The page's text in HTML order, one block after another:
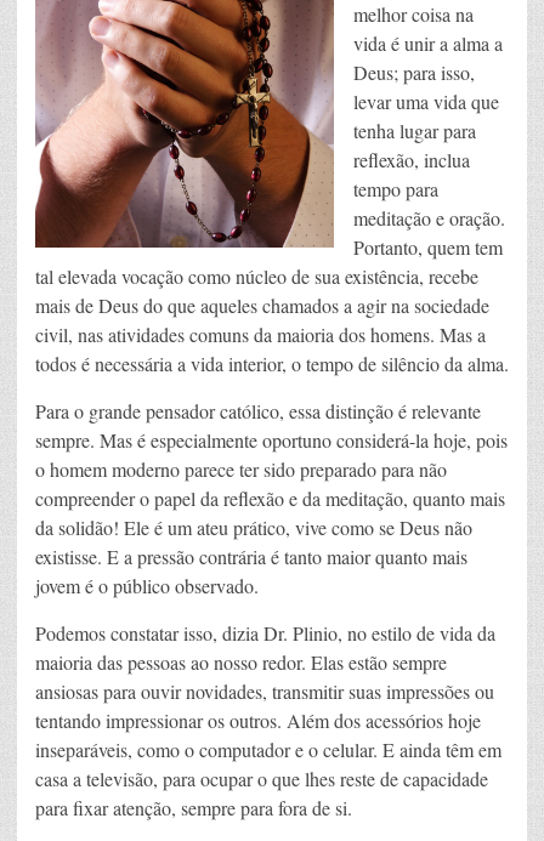
melhor coisa na
vida é unir a alma a
Deus; para isso,
levar uma vida que
tenha lugar para
reflexão, inclua
tempo para
meditação e oração.
Portanto, quem tem
tal elevada vocação como núcleo de sua existência, recebe
mais de Deus do que aqueles chamados a agir na sociedade
civil, nas atividades comuns da maioria dos homens. Mas a
todos é necessária a vida interior, o tempo de silêncio da alma.
Para o grande pensador católico, essa distinção é relevante
sempre. Mas é especialmente oportuno considerá-la hoje, pois
o homem moderno parece ter sido preparado para não
compreender o papel da reflexão e da meditação, quanto mais
da solidão! Ele é um ateu prático, vive como se Deus não
existisse. E a pressão contrária é tanto maior quanto mais
jovem é o público observado.
Podemos constatar isso, dizia Dr. Plinio, no estilo de vida da
maioria das pessoas ao nosso redor. Elas estão sempre
ansiosas para ouvir novidades, transmitir suas impressões ou
tentando impressionar os outros. Além dos acessórios hoje
inseparáveis, como o computador e o celular. E ainda têm em
casa a televisão, para ocupar o que lhes reste de capacidade
para fixar atenção, sempre para fora de si.